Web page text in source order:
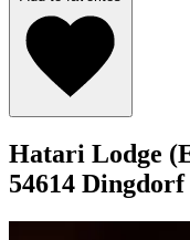
Hatari Lodge
54614 Dingdorf